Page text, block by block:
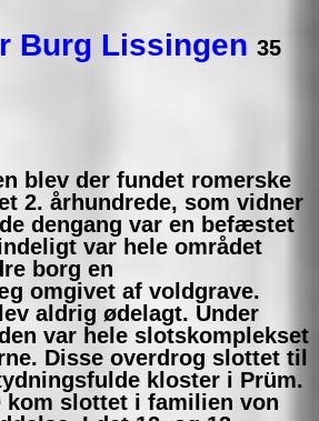
Burg Lissingen35
blev der fundet romerske
2. århundrede, som vidner
dengang var en befæstet
var hele området
borg en
omgivet af voldgrave.
aldrig ødelagt. Under
var hele slotskomplekset
Disse overdrog slottet til
kloster i Prüm.
kom slottet i familien von